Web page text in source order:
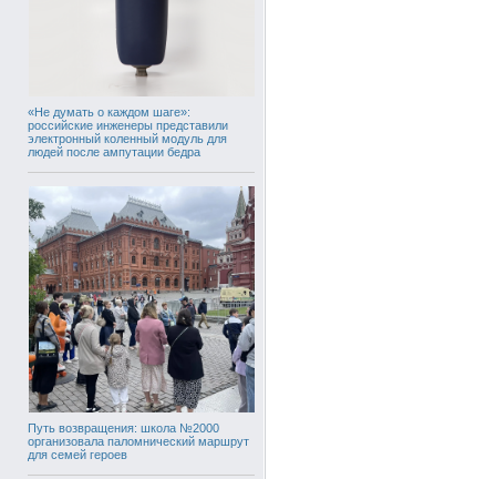
«Не думать о каждом шаге»:
российские инженеры представили
электронный коленный модуль для
людей после ампутации бедра
Путь возвращения: школа №2000
организовала паломнический маршрут
для семей героев